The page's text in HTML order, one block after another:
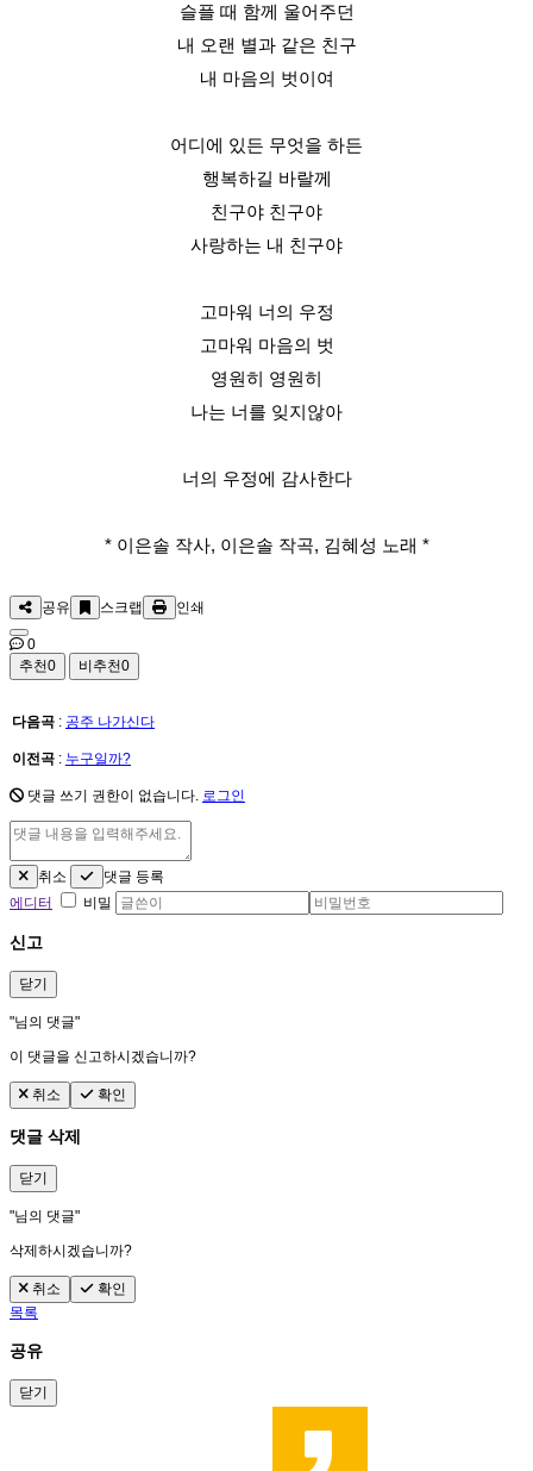
슬플 때 함께 울어주던
내 오랜 별과 같은 친구
내 마음의 벗이여
어디에 있든 무엇을 하든
행복하길 바랄께
친구야 친구야
사랑하는 내 친구야
고마워 너의 우정
고마워 마음의 벗
영원히 영원히
나는 너를 잊지않아
너의 우정에 감사한다
* 이은솔 작사, 이은솔 작곡, 김혜성 노래 *
공유 스크랩 인쇄
0
추천0 비추천0
다음곡 : 공주 나가신다
이전곡 : 누구일까?
댓글 쓰기 권한이 없습니다. 로그인
취소
댓글 등록
에디터
비밀
신고
닫기
"님의 댓글"
이 댓글을 신고하시겠습니까?
취소 확인
댓글 삭제
닫기
"님의 댓글"
삭제하시겠습니까?
취소
확인
목록
공유
닫기